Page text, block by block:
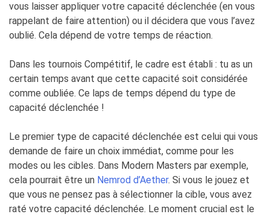
vous laisser appliquer votre capacité déclenchée (en vous
rappelant de faire attention) ou il décidera que vous l’avez
oublié. Cela dépend de votre temps de réaction.
Dans les tournois Compétitif, le cadre est établi : tu as un
certain temps avant que cette capacité soit considérée
comme oubliée. Ce laps de temps dépend du type de
capacité déclenchée !
Le premier type de capacité déclenchée est celui qui vous
demande de faire un choix immédiat, comme pour les
modes ou les cibles. Dans Modern Masters par exemple,
cela pourrait être un Nemrod d’Aether. Si vous le jouez et
que vous ne pensez pas à sélectionner la cible, vous avez
raté votre capacité déclenchée. Le moment crucial est le